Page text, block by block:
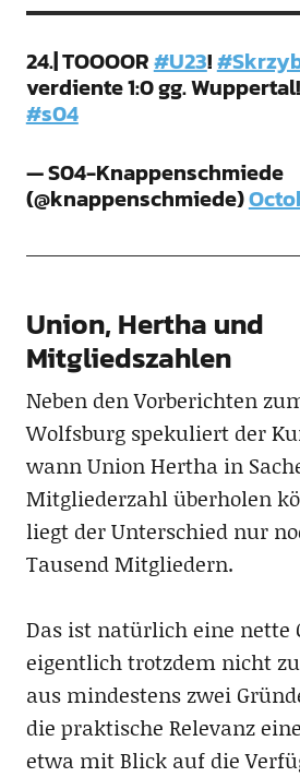
24.| TOOOOR#U23!
verdiente 1:0 gg.
#s04
— S04-Knappenschmiede
(@knappenschmiede)
Union, Hertha und
Mitgliedszahlen
Neben den Vorberichten
Wolfsburg spekuliert der
wann Union Hertha in
Mitgliederzahl überholen
liegt der Unterschied nur
Tausend Mitgliedern.
Das ist natürlich eine nette
eigentlich trotzdem nicht
aus mindestens zwei
die praktische Relevanz
etwa mit Blick auf die